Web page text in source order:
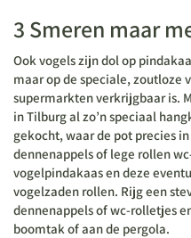
3 Smeren maar
Ook vogels zijn dol op
maar op de speciale, zoutloze
supermarkten verkrijgbaar is.
in Tilburg al zo’n speciaal
gekocht, waar de pot precies
dennenappels of lege rollen
vogelpindakaas en deze
vogelzaden rollen. Rijg een
dennenappels of wc-rolletjes
boomtak of aan de pergola.